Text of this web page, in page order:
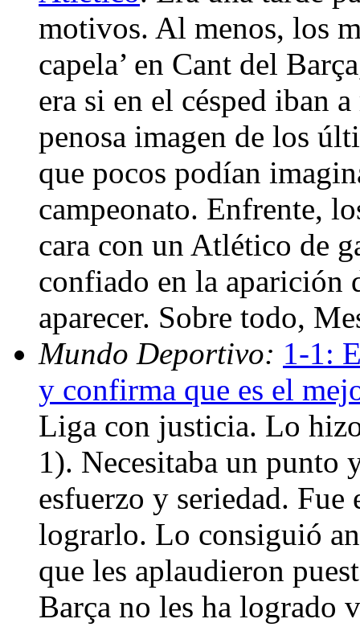
motivos. Al menos, los
capela’ en Cant del
era si en el césped iban
penosa imagen de los
que pocos podían
campeonato. Enfrente,
cara con un Atlético de
confiado en la aparición
aparecer. Sobre todo,
Mundo Deportivo: 1-1:
y confirma que es el
Liga con justicia. Lo
1). Necesitaba un punto
esfuerzo y seriedad.
lograrlo. Lo consiguió
que les aplaudieron
Barça no les ha logrado